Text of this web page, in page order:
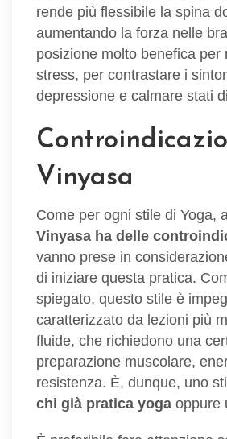
rende più flessibile la spina
aumentando la forza nelle
posizione molto benefica per
stress, per contrastare i
depressione e calmare stati
Vinyasa
Come per ogni stile di Yoga,
Vinyasa ha delle
vanno prese in
di iniziare questa pratica.
spiegato, questo stile è
caratterizzato da lezioni più
fluide, che richiedono una
preparazione muscolare,
resistenza. È, dunque, uno
chi già pratica yoga oppure